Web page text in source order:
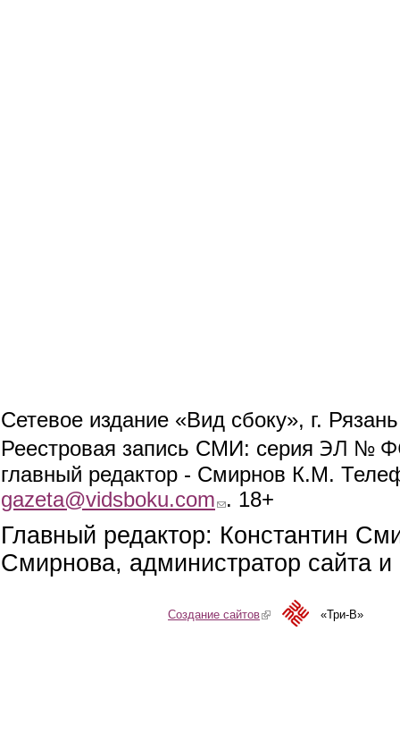
Сетевое издание «Вид сбоку», г.
Реестровая запись СМИ: серия ЭЛ №
главный редактор - Смирнов К.М.
gazeta@vidsboku.com (link sends e-mail)
. 18+
Главный редактор: Константин
Смирнова, администратор сайта
Создание сайтов(link is external)«Три-В»